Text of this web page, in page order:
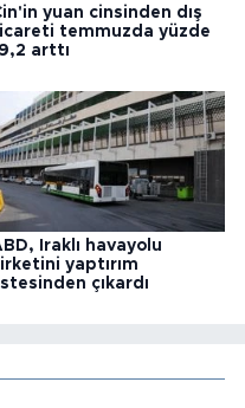
yuan cinsinden dış
temmuzda yüzde
arttı
Iraklı havayolu
yaptırım
çıkardı